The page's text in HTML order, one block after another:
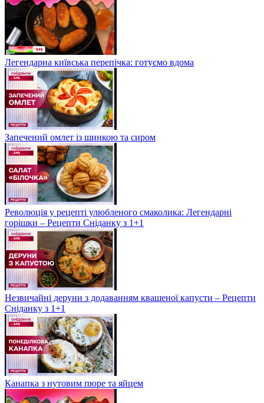
Легендарна київська перепічка: готуємо вдома
Запечений омлет із шинкою та сиром
Революція у рецепті улюбленого смаколика: Легендарні
горішки – Рецепти Сніданку з 1+1
Незвичайні деруни з додаванням квашеної капусти – Рецепти
Сніданку з 1+1
Канапка з нутовим пюре та яйцем